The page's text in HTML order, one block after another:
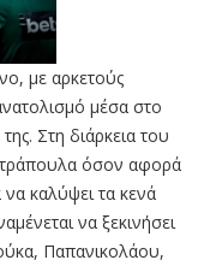
με αρκετούς
μέσα στο
Στη διάρκεια του
τράπουλα όσον αφορά
καλύψει τα κενά
να ξεκινήσει
Παπανικολάου,